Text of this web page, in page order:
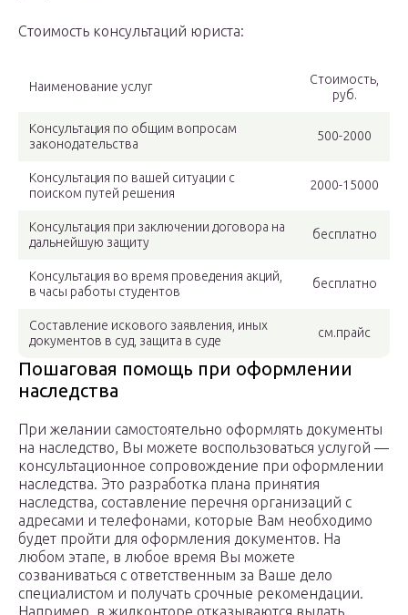
Стоимость консультаций юриста:
Наименование услуг
Стоимость,
руб.
Консультация по общим вопросам
законодательства
500-2000
Консультация по вашей ситуации с
поиском путей решения
2000-15000
Консультация при заключении договора на
дальнейшую защиту
бесплатно
Консультация во время проведения акций,
в часы работы студентов
бесплатно
Составление искового заявления, иных
документов в суд, защита в суде
см.прайс
Пошаговая помощь при оформлении
наследства
При желании самостоятельно оформлять документы
на наследство, Вы можете воспользоваться услугой —
консультационное сопровождение при оформлении
наследства. Это разработка плана принятия
наследства, составление перечня организаций с
адресами и телефонами, которые Вам необходимо
будет пройти для оформления документов. На
любом этапе, в любое время Вы можете
созваниваться с ответственным за Ваше дело
специалистом и получать срочные рекомендации.
Например, в жилконторе отказываются выдать